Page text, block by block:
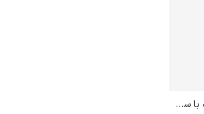
سلف پرتره با سر پایین – اگون شیله